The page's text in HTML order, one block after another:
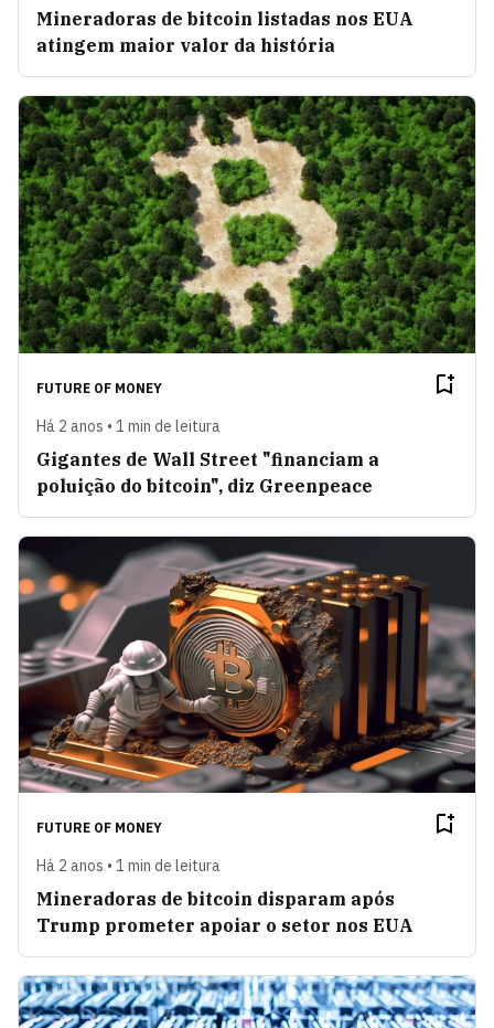
Mineradoras de bitcoin listadas nos EUA
atingem maior valor da história
FUTURE OF MONEY
Há 2 anos • 1 min de leitura
Gigantes de Wall Street "financiam a
poluição do bitcoin", diz Greenpeace
FUTURE OF MONEY
Há 2 anos • 1 min de leitura
Mineradoras de bitcoin disparam após
Trump prometer apoiar o setor nos EUA